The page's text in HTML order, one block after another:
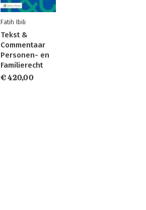
Fatih Ibili
Tekst &
Commentaar
Personen- en
Familierecht
€ 420,00